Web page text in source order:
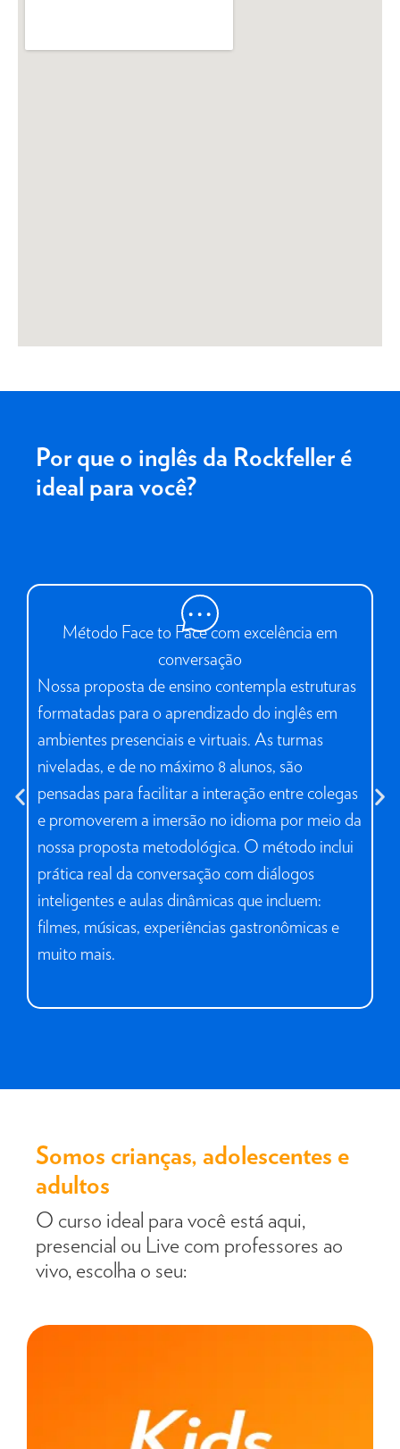
Por que o inglês da Rockfeller é
ideal para você?
Método Face to Face com excelência em
conversação
Nossa proposta de ensino contempla estruturas
formatadas para o aprendizado do inglês em
ambientes presenciais e virtuais. As turmas
niveladas, e de no máximo 8 alunos, são
pensadas para facilitar a interação entre colegas
e promoverem a imersão no idioma por meio da
nossa proposta metodológica. O método inclui
prática real da conversação com diálogos
inteligentes e aulas dinâmicas que incluem:
filmes, músicas, experiências gastronômicas e
muito mais.
Somos crianças, adolescentes e
adultos ​
O curso ideal para você está aqui,
presencial ou Live com professores ao
vivo, escolha o seu: